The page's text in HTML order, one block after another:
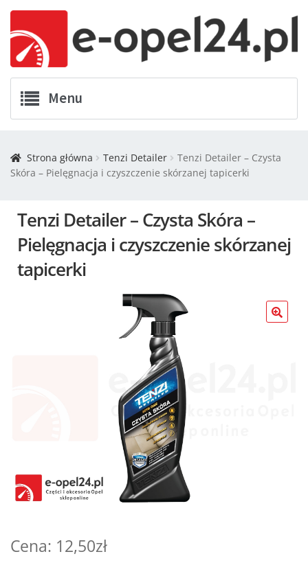
Menu
Zamówienia
Kontakt
Koszyk
Promocje
Strona główna Tenzi Detailer
Tenzi Detailer – Czysta
Skóra – Pielęgnacja i czyszczenie skórzanej tapicerki
Tenzi Detailer – Czysta Skóra –
Pielęgnacja i czyszczenie skórzanej
tapicerki
12,50zł